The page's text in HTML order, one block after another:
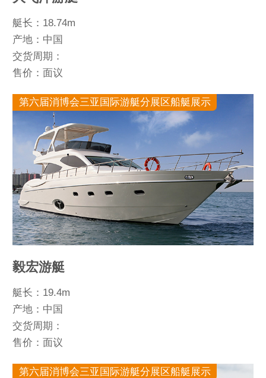
艇长：18.74m
产地：中国
交货周期：
售价：面议
第六届消博会三亚国际游艇分展区船艇展示
毅宏游艇
艇长：19.4m
产地：中国
交货周期：
售价：面议
第六届消博会三亚国际游艇分展区船艇展示